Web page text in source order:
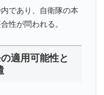
であり、自衛隊の本
性が問われる。
適用可能性と